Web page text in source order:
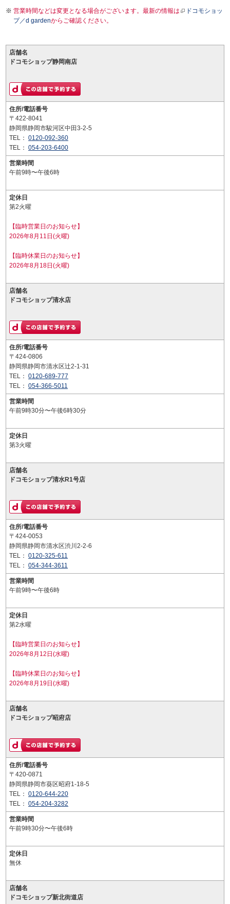
営業時間などは変更となる場合がございます。最新の情報は
ドコモショッ
プ／d gardenからご確認ください。
店舗名
ドコモショップ静岡南店
住所/電話番号
〒422-8041
静岡県静岡市駿河区中田3-2-5
TEL： 0120-092-360
TEL： 054-203-6400
営業時間
午前9時〜午後6時
定休日
第2火曜
【臨時営業日のお知らせ】
2026年8月11日(火曜)
【臨時休業日のお知らせ】
2026年8月18日(火曜)
店舗名
ドコモショップ清水店
住所/電話番号
〒424-0806
静岡県静岡市清水区辻2-1-31
TEL： 0120-689-777
TEL： 054-366-5011
営業時間
午前9時30分〜午後6時30分
定休日
第3火曜
店舗名
ドコモショップ清水R1号店
住所/電話番号
〒424-0053
静岡県静岡市清水区渋川2-2-6
TEL： 0120-325-611
TEL： 054-344-3611
営業時間
午前9時〜午後6時
定休日
第2水曜
【臨時営業日のお知らせ】
2026年8月12日(水曜)
【臨時休業日のお知らせ】
2026年8月19日(水曜)
店舗名
ドコモショップ昭府店
住所/電話番号
〒420-0871
静岡県静岡市葵区昭府1-18-5
TEL： 0120-644-220
TEL： 054-204-3282
営業時間
午前9時30分〜午後6時
定休日
無休
店舗名
ドコモショップ新北街道店